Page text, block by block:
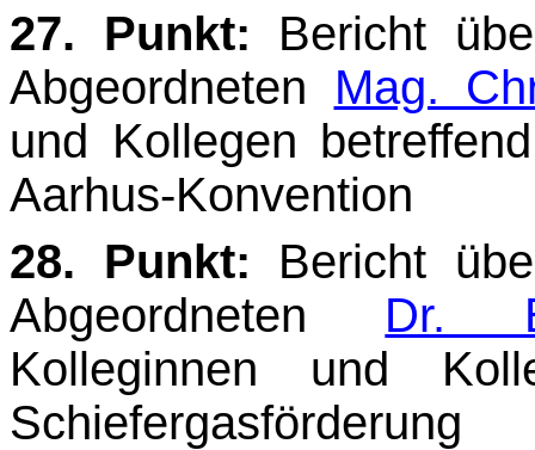
27. Punkt: Bericht
Abgeordneten Mag.
und Kollegen
Aarhus-Konvention
28. Punkt: Bericht
Abgeordneten Dr.
Kolleginnen und
Schiefergasförderung